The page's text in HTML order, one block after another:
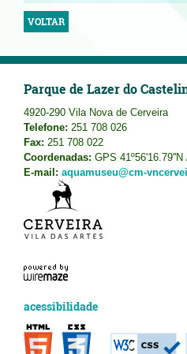
VOLTAR
Parque de Lazer do
4920-290 Vila Nova de Cerveira
Telefone: 251 708 026
Fax: 251 708 022
Coordenadas: GPS 41º56'16.79''N
E-mail: aquamuseu@cm-
acessibilidade